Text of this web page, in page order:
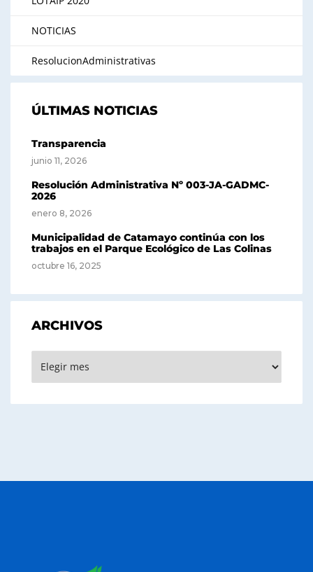
NOTICIAS
ResolucionAdministrativas
ÚLTIMAS NOTICIAS
Transparencia
junio 11, 2026
Resolución Administrativa Nº 003-JA-GADMC-
2026
enero 8, 2026
Municipalidad de Catamayo continúa con los
trabajos en el Parque Ecológico de Las Colinas
octubre 16, 2025
ARCHIVOS